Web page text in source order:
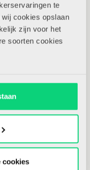
te
cookies opslaan
zijn voor het
soorten cookies
cookies
de rand van
best heel
morgen alles kunt
over te gaan. Een
niet. Groningen: Alles is
aan de rand van